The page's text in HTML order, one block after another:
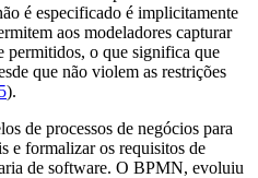
é especificado é implicitamente
aos modeladores capturar
permitidos, o que significa que
que não violem as restrições
).
de processos de negócios para
e formalizar os requisitos de
de software. O BPMN, evoluiu